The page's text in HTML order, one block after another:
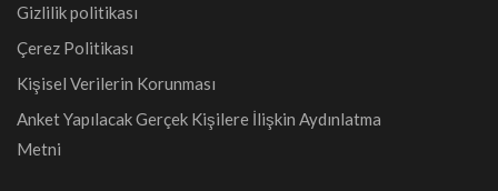
Gizlilik politikası
Çerez Politikası
Kişisel Verilerin Korunması
Anket Yapılacak Gerçek Kişilere İlişkin Aydınlatma
Metni